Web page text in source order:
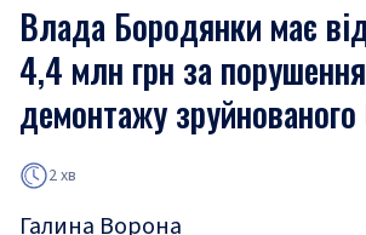
Влада Бородянки має
4,4 млн грн за
демонтажу
2 хв
Галина Ворона